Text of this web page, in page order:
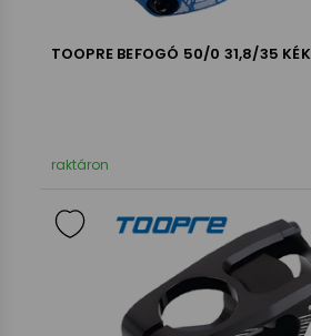
TOOPRE BEFOGÓ 50/0 31,8/35 KÉK
raktáron